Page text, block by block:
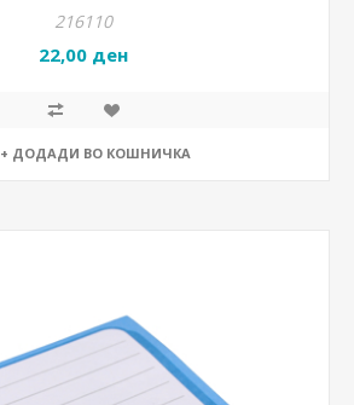
216110
22,00 ден
+ ДОДАДИ ВО КОШНИЧКА